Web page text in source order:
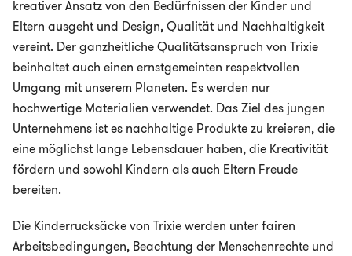
kreativer Ansatz von den Bedürfnissen der Kinder und
Eltern ausgeht und Design, Qualität und Nachhaltigkeit
vereint. Der ganzheitliche Qualitätsanspruch von Trixie
beinhaltet auch einen ernstgemeinten respektvollen
Umgang mit unserem Planeten. Es werden nur
hochwertige Materialien verwendet. Das Ziel des jungen
Unternehmens ist es nachhaltige Produkte zu kreieren, die
eine möglichst lange Lebensdauer haben, die Kreativität
fördern und sowohl Kindern als auch Eltern Freude
bereiten.
Die Kinderrucksäcke von Trixie werden unter fairen
Arbeitsbedingungen, Beachtung der Menschenrechte und